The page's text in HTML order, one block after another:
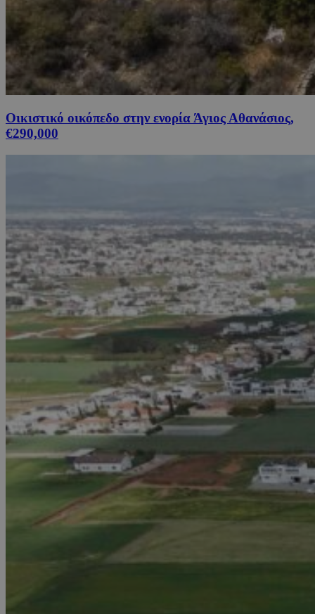
Οικιστικό οικόπεδο στην ενορία Άγιος Αθανάσιος,
€290,000